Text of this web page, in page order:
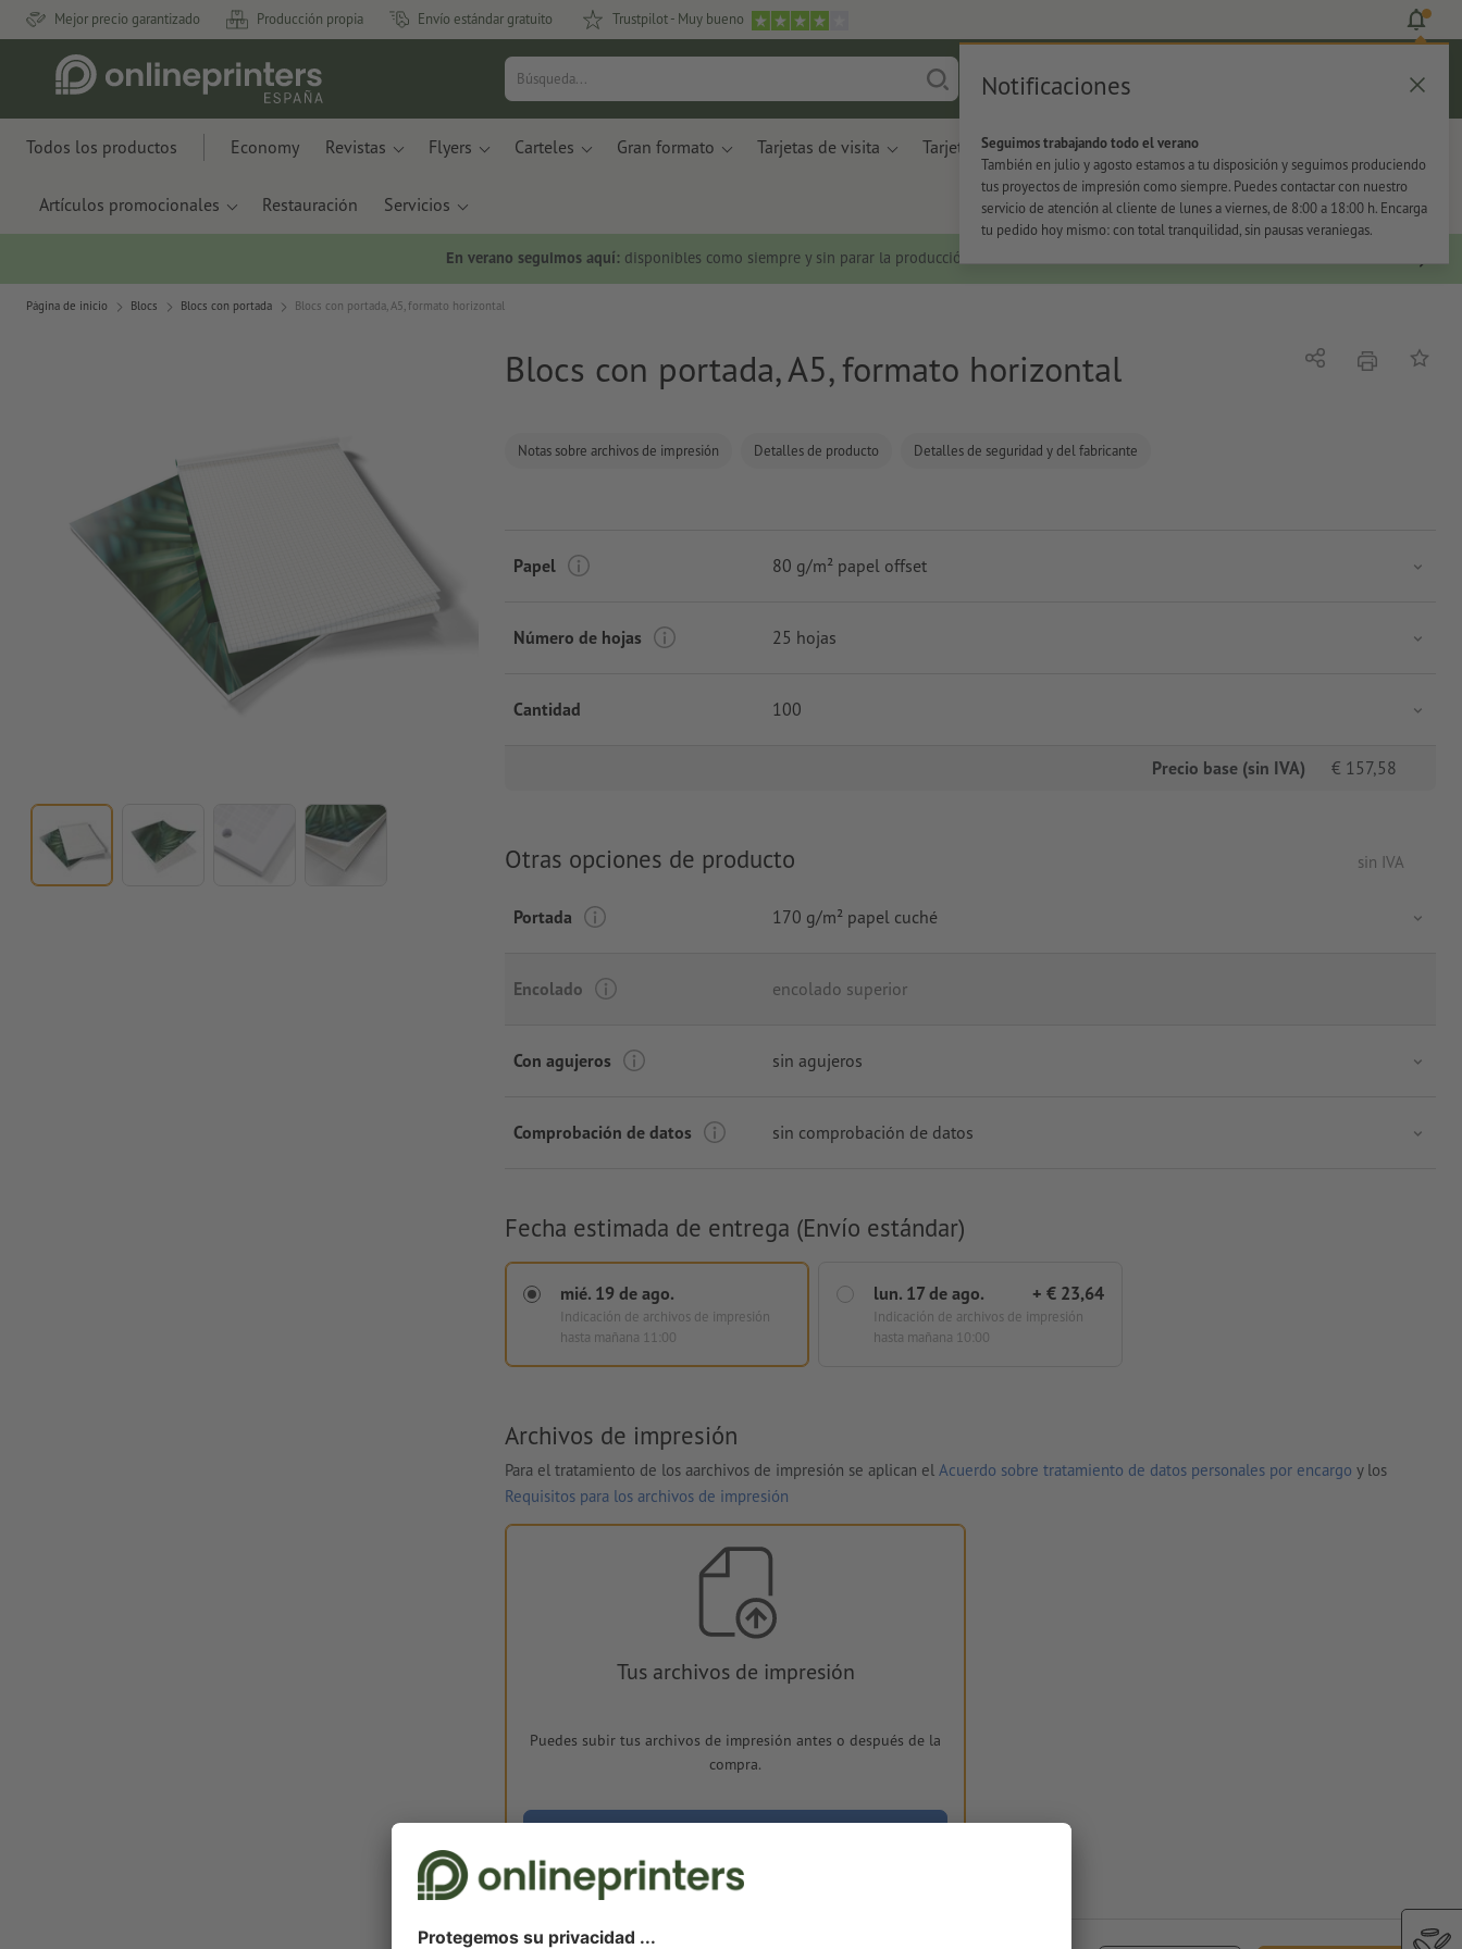
Mejor precio garantizado Producción propia Envío estándar gratuito Trustpilot - Muy bueno
Notificaciones
Seguimos trabajando todo el verano
También en julio y agosto estamos a tu disposición y seguimos produciendo
tus proyectos de impresión como siempre. Puedes contactar con nuestro
servicio de atención al cliente de lunes a viernes, de 8:00 a 18:00 h. Encarga
tu pedido hoy mismo: con total tranquilidad, sin pausas veraniegas.
Cesta
Todos los productos Economy Revistas Flyers Carteles Gran formato Tarjetas de visita Tarjetas Oficina Adhesivos
Artículos promocionales Restauración Servicios
En verano seguimos aquí: disponibles como siempre y sin parar la producción.
Página de inicio Blocs Blocs con portada Blocs con portada, A5, formato horizontal
Blocs con portada, A5, formato horizontal
Notas sobre archivos de impresión Detalles de producto Detalles de seguridad y del fabricante
CompartirimprimirAñadir
Papel 80 g/m² papel offset
Número de hojas 25 hojas
Cantidad 100
Precio base (sin IVA) € 157,58
Otras opciones de producto sin IVA
Portada 170 g/m² papel cuché
Encolado encolado superior
Con agujeros sin agujeros
Comprobación de datos sin comprobación de datos
Fecha estimada de entrega (Envío estándar)
mié. 19 de ago.
Indicación de archivos de impresión
hasta mañana 11:00
lun. 17 de ago. + € 23,64
Indicación de archivos de impresión
hasta mañana 10:00
Archivos de impresión
Para el tratamiento de los aarchivos de impresión se aplican el Acuerdo sobre tratamiento de datos personales por encargo y los
Requisitos para los archivos de impresión
Tus archivos de impresión
Puedes subir tus archivos de impresión antes o después de la
compra.